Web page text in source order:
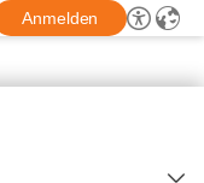
Anmelden